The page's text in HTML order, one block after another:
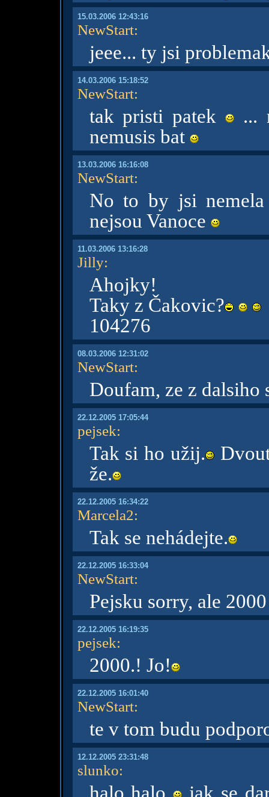
15.03.2006 12:43:16
NewStart:
jeee... ty jsi
14.03.2006 15:18:52
NewStart:
tak pristi patek
...
nemusis bat
13.03.2006 16:16:08
NewStart:
No to by jsi
nejsou Vanoce
11.03.2006 13:16:28
Jilly:
Ahojky!
Taky z Čakovic?
104276
08.03.2006 12:31:02
NewStart:
Doufam, ze z dalsiho
22.12.2005 17:05:44
pejsek:
Tak si ho užij.
že.
22.12.2005 16:34:22
Marcela2:
Tak se nehádejte.
22.12.2005 16:33:04
NewStart:
Pejsku sorry, ale
22.12.2005 16:19:35
pejsek:
2000.! Jo!
22.12.2005 16:01:40
NewStart:
te v tom budu
12.12.2005 23:31:48
slunko: